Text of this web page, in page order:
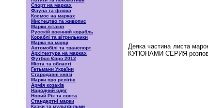
Спорт на марках
Фауна та флора
Космос на марках
Мистецтво та живопис
Марки літаків
Русскiй воєнний корабль
Кораблі та вітрильники
Марка на марці
Автомобілі та транспорт
Архітектура на марках
Футбол Євро 2012
Міста та області
Гетьмани України
Стародавні князі
Марки про релігію
Армія козаків
Народний одяг
Новий Рік та свята
Стандартні марки
Казки та мультфільми
Деяка частина листа
КУПОНАМИ СЕРИЯ